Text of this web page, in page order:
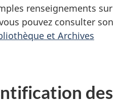
renseignements sur
pouvez consulter son
et Archives
des